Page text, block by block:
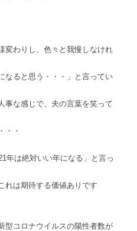
変わりし、色々と我慢しなけれ
なると思う・・・」と言ってい
事な感じで、夫の言葉を笑って
・・
年は絶対いい年になる」と言っ
れは期待する価値ありです
型コロナウイルスの陽性者数が